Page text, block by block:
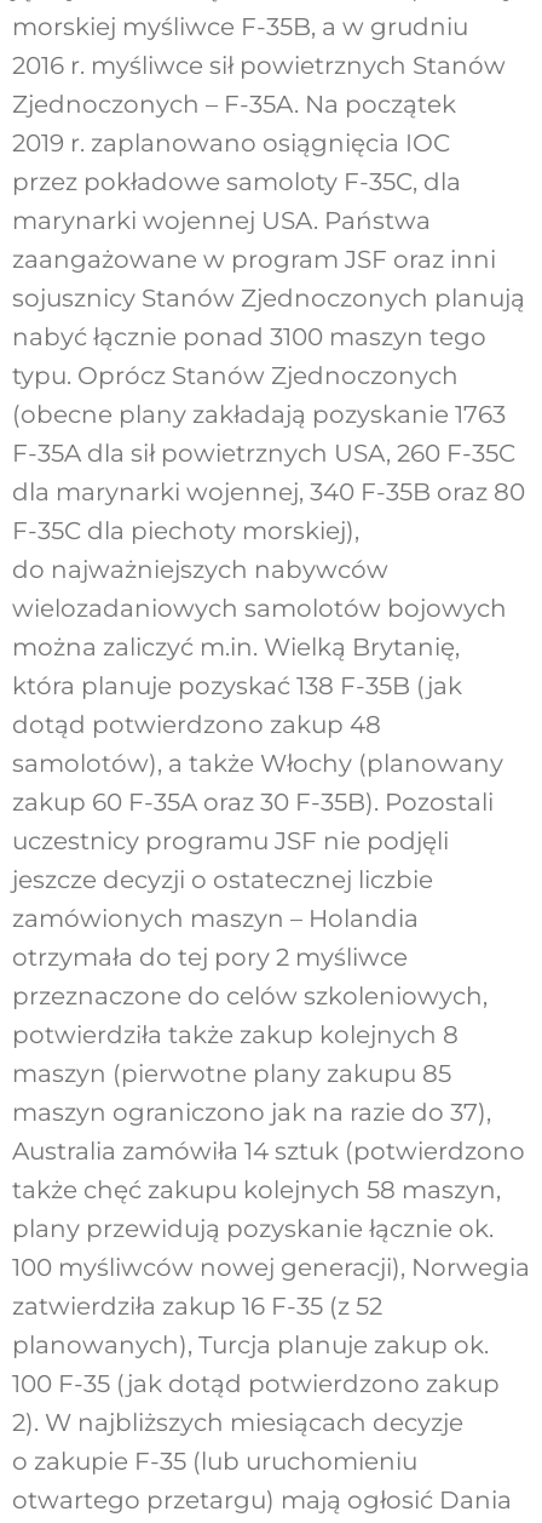
morskiej myśliwce F-35B, a w grudniu
2016 r. myśliwce sił powietrznych Stanów
Zjednoczonych – F-35A. Na początek
2019 r. zaplanowano osiągnięcia IOC
przez pokładowe samoloty F-35C, dla
marynarki wojennej USA. Państwa
zaangażowane w program JSF oraz inni
sojusznicy Stanów Zjednoczonych planują
nabyć łącznie ponad 3100 maszyn tego
typu. Oprócz Stanów Zjednoczonych
(obecne plany zakładają pozyskanie 1763
F-35A dla sił powietrznych USA, 260 F-35C
dla marynarki wojennej, 340 F-35B oraz 80
F-35C dla piechoty morskiej),
do najważniejszych nabywców
wielozadaniowych samolotów bojowych
można zaliczyć m.in. Wielką Brytanię,
która planuje pozyskać 138 F-35B (jak
dotąd potwierdzono zakup 48
samolotów), a także Włochy (planowany
zakup 60 F-35A oraz 30 F-35B). Pozostali
uczestnicy programu JSF nie podjęli
jeszcze decyzji o ostatecznej liczbie
zamówionych maszyn – Holandia
otrzymała do tej pory 2 myśliwce
przeznaczone do celów szkoleniowych,
potwierdziła także zakup kolejnych 8
maszyn (pierwotne plany zakupu 85
maszyn ograniczono jak na razie do 37),
Australia zamówiła 14 sztuk (potwierdzono
także chęć zakupu kolejnych 58 maszyn,
plany przewidują pozyskanie łącznie ok.
100 myśliwców nowej generacji), Norwegia
zatwierdziła zakup 16 F-35 (z 52
planowanych), Turcja planuje zakup ok.
100 F-35 (jak dotąd potwierdzono zakup
2). W najbliższych miesiącach decyzje
o zakupie F-35 (lub uruchomieniu
otwartego przetargu) mają ogłosić Dania